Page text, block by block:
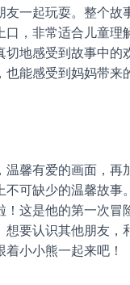
友一起玩耍。整个故
口，非常适合儿童理
切地感受到故事中的
能感受到妈妈带来
温馨有爱的画面，再
不可缺少的温馨故事
！这是他的第一次冒
想要认识其他朋友，
着小小熊一起来吧！